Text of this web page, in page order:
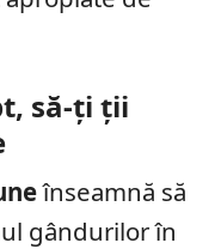
să-ți ții
înseamnă să
gândurilor în